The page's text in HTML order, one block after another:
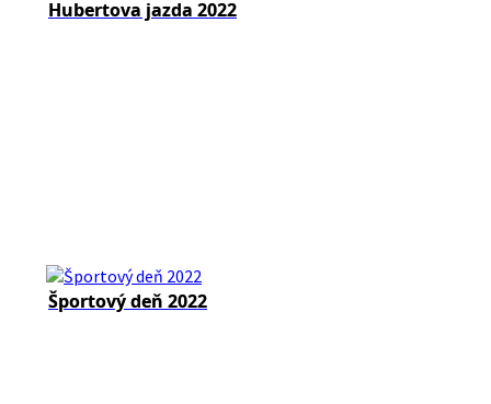
Hubertova jazda 2022
Športový deň 2022